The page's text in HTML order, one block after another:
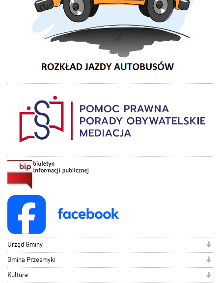
Urząd Gminy
Gmina Przesmyki
Kultura